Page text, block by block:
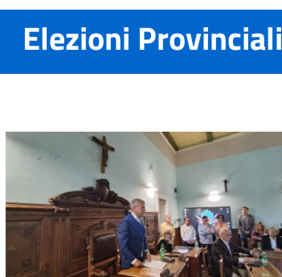
Elezioni Provinciali